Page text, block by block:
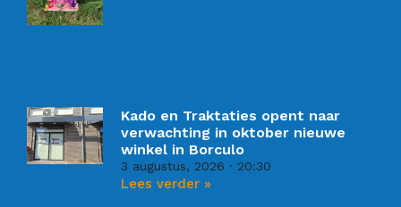
Kado en Traktaties opent naar
verwachting in oktober nieuwe
winkel in Borculo
3 augustus, 2026 20:30
Lees verder »